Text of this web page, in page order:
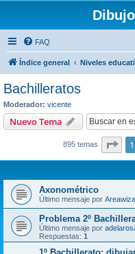
FAQ
Índice general Niveles
Bachilleratos
Moderador: vicente
Nuevo Tema
895 temas 1
Axonométrico
Último mensaje por
Problema 2º
Último mensaje por
Respuestas: 1
1º Bachillerato: